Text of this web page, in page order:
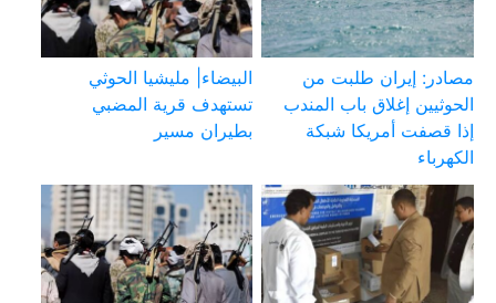
مصادر: إيران طلبت من
الحوثيين إغلاق باب المندب
إذا قصفت أمريكا شبكة
الكهرباء
البيضاء| مليشيا الحوثي
تستهدف قرية المضبي
بطيران مسير